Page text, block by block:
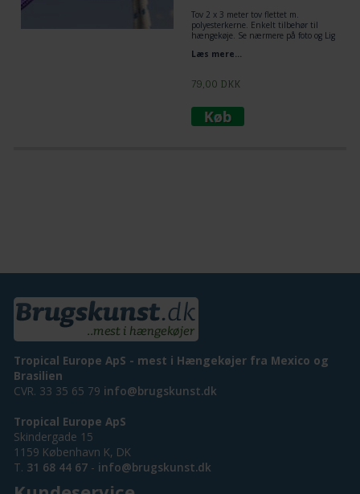
Tov 2 x 3 meter tov flettet m.
polyesterkerne. Enkelt tilbehør til
hængekøje. Se nærmere på foto og Lig
flagknob mellem hængekøje og tov.
Læs mere...
79,00 DKK
Tropical Europe ApS - mest i Hængekøjer fra Mexico og
Brasilien
CVR. 33 35 65 79 info@brugskunst.dk
Tropical Europe ApS
Skindergade 15
1159 København K, DK
T. 31 68 44 67 - info@brugskunst.dk